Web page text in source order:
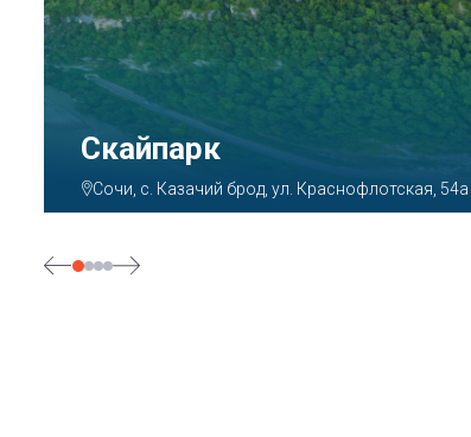
Парк «Ривьера»
Сочи, ул. Егорова, 1/6, микрорайон Центральный